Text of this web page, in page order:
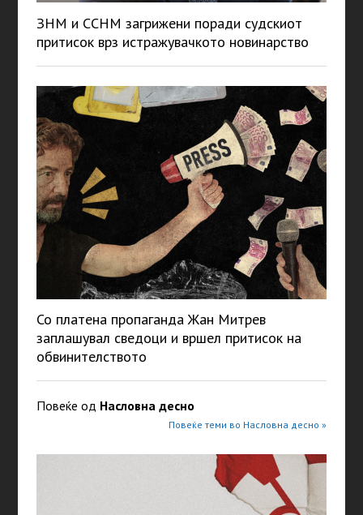
ЗНМ и ССНМ загрижени поради судскиот
притисок врз истражувачкото новинарство
Со платена пропаганда Жан Митрев
заплашувал сведоци и вршел притисок на
обвинителството
Повеќе од Насловна десно
Повеќе теми во Насловна десно »